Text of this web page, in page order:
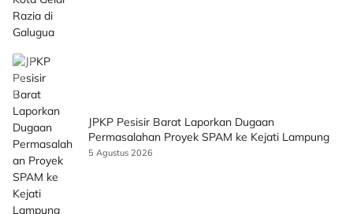
JPKP Pesisir Barat Laporkan Dugaan
Permasalahan Proyek SPAM ke Kejati Lampung
5 Agustus 2026